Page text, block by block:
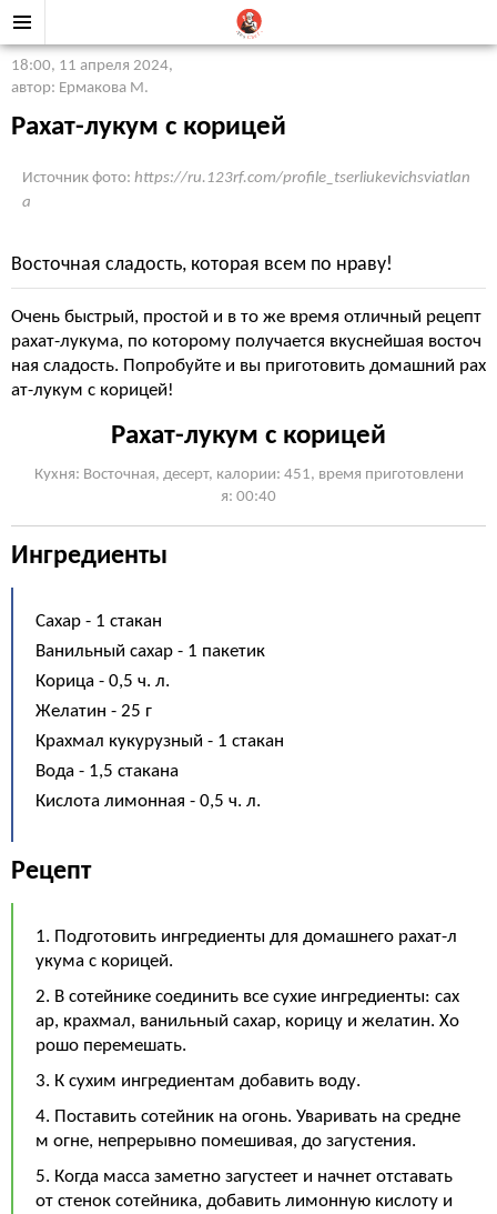
18:00, 11 апреля 2024,
автор: Ермакова М.
Рахат-лукум с корицей
Источник фото: https://ru.123rf.com/profile_tserliukevichsviatlan
a
Восточная сладость, которая всем по нраву!
Очень быстрый, простой и в то же время отличный рецепт
рахат-лукума, по которому получается вкуснейшая восточ
ная сладость. Попробуйте и вы приготовить домашний рах
ат-лукум с корицей!
Рахат-лукум с корицей
Кухня: Восточная, десерт, калории: 451, время приготовлени
я: 00:40
Ингредиенты
Сахар - 1 стакан
Ванильный сахар - 1 пакетик
Корица - 0,5 ч. л.
Желатин - 25 г
Крахмал кукурузный - 1 стакан
Вода - 1,5 стакана
Кислота лимонная - 0,5 ч. л.
Рецепт
1. Подготовить ингредиенты для домашнего рахат-л
укума с корицей.
2. В сотейнике соединить все сухие ингредиенты: сах
ар, крахмал, ванильный сахар, корицу и желатин. Хо
рошо перемешать.
3. К сухим ингредиентам добавить воду.
4. Поставить сотейник на огонь. Уваривать на средне
м огне, непрерывно помешивая, до загустения.
5. Когда масса заметно загустеет и начнет отставать
от стенок сотейника, добавить лимонную кислоту и